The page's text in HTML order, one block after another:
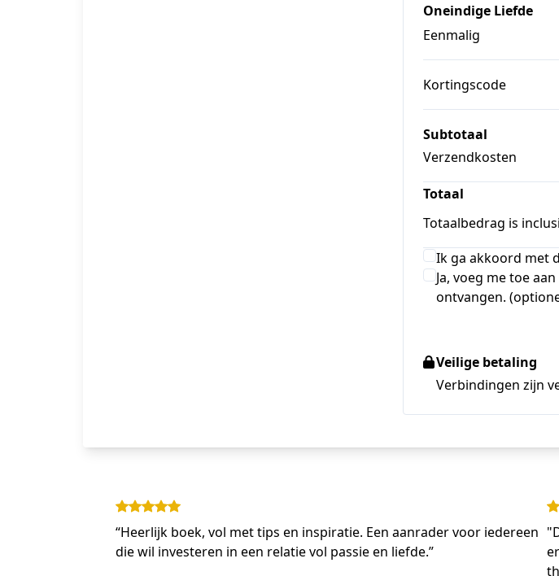
Oneindige Liefde
Eenmalig
Kortingscode
Subtotaal
Verzendkosten
Totaal
Totaalbedrag is
Ik ga akkoord met
Ja, voeg me toe
ontvangen.
Veilige betaling
Verbindingen zijn
“Heerlijk boek, vol met tips en inspiratie. Een aanrader voor iedereen
die wil investeren in een relatie vol passie en liefde.”